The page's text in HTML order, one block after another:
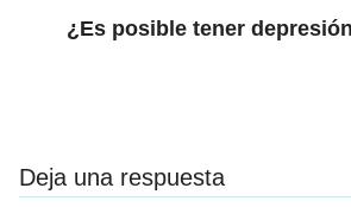
¿Es posible tener
Deja una respuesta